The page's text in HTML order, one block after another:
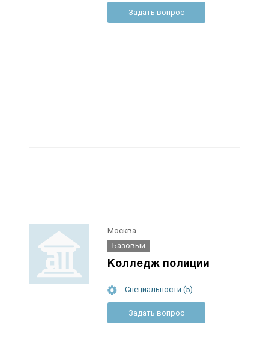
Задать вопрос
Москва
Базовый
Колледж полиции
Специальности (5)
Задать вопрос